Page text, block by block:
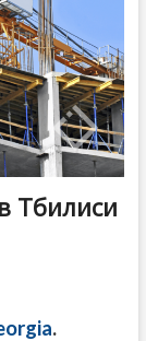
Тбилиси
.